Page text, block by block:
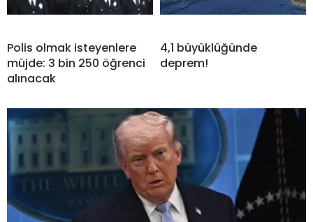
Polis olmak isteyenlere
müjde: 3 bin 250 öğrenci
alınacak
4,1 büyüklüğünde
deprem!